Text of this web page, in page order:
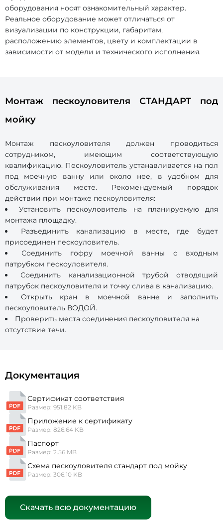
оборудования носят ознакомительный характер.
Реальное оборудование может отличаться от
визуализации по конструкции, габаритам,
расположению элементов, цвету и комплектации в
зависимости от модели и технического исполнения.
Монтаж пескоуловителя СТАНДАРТ под
мойку
Монтаж пескоуловителя должен проводиться
сотрудником, имеющим соответствующую
квалификацию. Пескоуловитель устанавливается на пол
под моечную ванну или около нее, в удобном для
обслуживания месте. Рекомендуемый порядок
действии при монтаже пескоуловителя:
Установить пескоуловитель на планируемую для
монтажа площадку.
Разъединить канализацию в месте, где будет
присоединен пескоуловитель.
Соединить гофру моечной ванны с входным
патрубком пескоуловителя.
Соединить канализационной трубой отводящий
патрубок пескоуловителя и точку слива в канализацию.
Открыть кран в моечной ванне и заполнить
пескоуловитель ВОДОЙ.
Проверить места соединения пескоуловителя на
отсутствие течи.
Документация
Сертификат соответствия
Размер: 951.82 KB
Приложение к сертификату
Размер: 826.64 KB
Паспорт
Размер: 2.56 MB
Схема пескоуловителя стандарт под мойку
Размер: 306.10 KB
Скачать всю документацию